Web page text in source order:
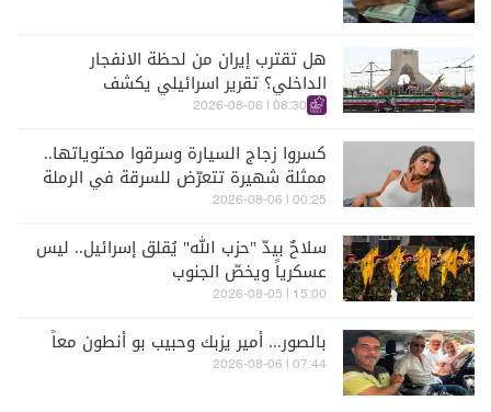
هل تقترب إيران من لحظة الانفجار
الداخلي؟ تقرير اسرائيلي يكشف
الكواليس
08:30 | 2026-08-06
كسروا زجاج السيارة وسرقوا محتوياتها..
ممثلة شهيرة تتعرّض للسرقة في الرملة
البيضاء (فيديو)
00:25 | 2026-08-06
سلاحٌ بيدّ "حزب الله" يُقلق إسرائيل.. ليس
عسكرياً ويخصّ الجنوب
15:00 | 2026-08-05
بالصور... أمير يزبك وحبيب بو أنطون معاً
07:44 | 2026-08-06